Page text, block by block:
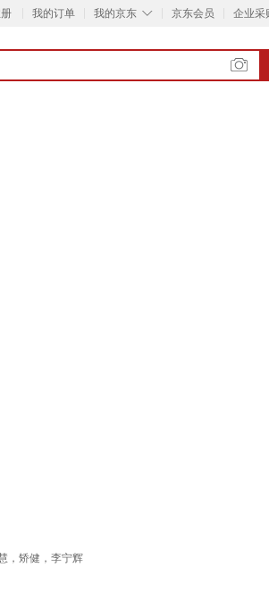
我的订单 ◇
我的京东 京东会员 企业采
，矫健，李宁辉